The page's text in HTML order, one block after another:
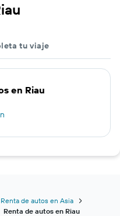
tu viaje
en Riau
Renta de autos en Asia
Renta de autos en Riau